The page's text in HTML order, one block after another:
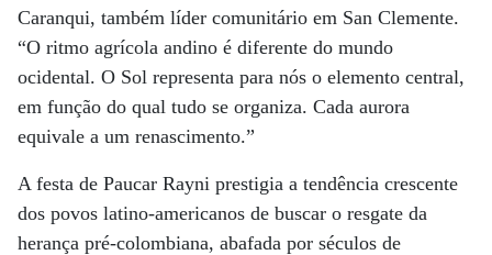
Caranqui, também líder comunitário em San Clemente.
“O ritmo agrícola andino é diferente do mundo
ocidental. O Sol representa para nós o elemento central,
em função do qual tudo se organiza. Cada aurora
equivale a um renascimento.”
A festa de Paucar Rayni prestigia a tendência crescente
dos povos latino-americanos de buscar o resgate da
herança pré-colombiana, abafada por séculos de